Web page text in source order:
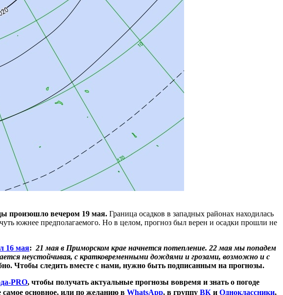
произошло вечером 19 мая. Граница осадков в западных районах находилась
южнее предполагаемого. Но в целом, прогноз был верен и осадки прошли не
16 мая: 21 мая в Приморском крае начнется потепление. 22 мая мы попадем
неустойчивая, с кратковременными дождями и грозами, возможно и с
Чтобы следить вместе с нами, нужно быть подписанным на прогнозы.
PRO, чтобы получать актуальные прогнозы вовремя и знать о погоде
самое основное, или по желанию в WhatsApp, в группу ВК и Одноклассники,